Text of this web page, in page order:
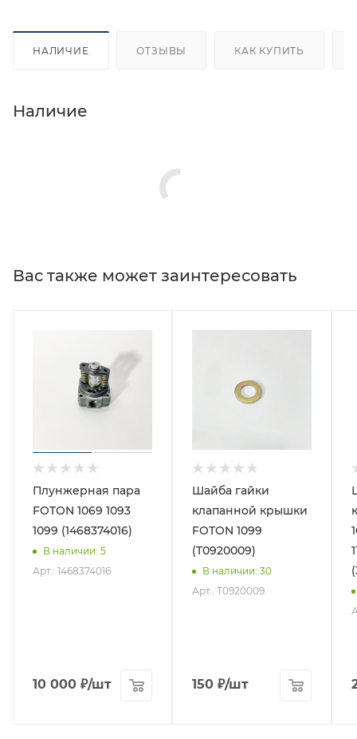
НАЛИЧИЕ ОТЗЫВЫ КАК КУПИТЬ
Наличие
Вас также может заинтересовать
Плунжерная пара
FOTON 1069 1093
1099 (1468374016)
В наличии: 5
Арт.: 1468374016
10 000 ₽/шт
Шайба гайки
клапанной крышки
FOTON 1099
(T0920009)
В наличии: 30
Арт.: T0920009
150 ₽/шт